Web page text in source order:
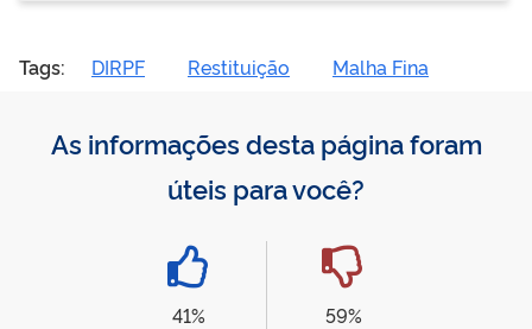
Tags: DIRPF Restituição Malha Fina
As informações desta página foram
úteis para você?
41%
59%